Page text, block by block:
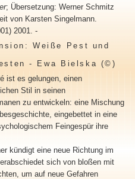
; Übersetzung: Werner Schmitz
von Karsten Singelmann.
2001. -
Weiße Pest und
- Ewa Bielska (©)
ist es gelungen, einen
Stil in seinen
zu entwickeln: eine Mischung
eingebettet in eine
Feingespür ihre
kündigt eine neue Richtung im
sich von bloßen mit
um auf neue Gefahren